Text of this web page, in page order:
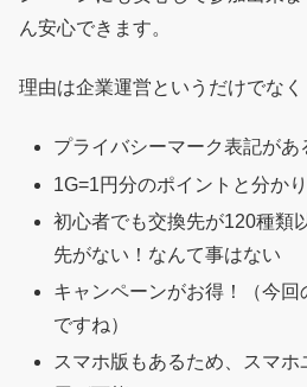
ん安心できます。
理由は企業運営というだけでなく
プライバシーマーク表記があ
1G=1円分のポイントと分か
初心者でも交換先が120種類
先がない！なんて事はない
キャンペーンがお得！（今
ですね）
スマホ版もあるため、スマホ